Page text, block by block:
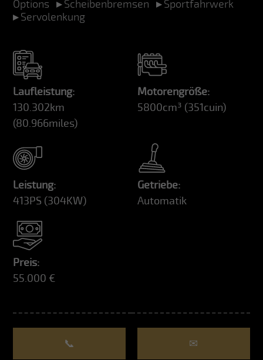
Options
Scheibenbremsen
Sportfahrwerk
Servolenkung
Laufleistung:
130.302km
(80.966miles)
Motorengröße:
5800cm³ (351cuin)
Leistung:
413PS (304KW)
Getriebe:
Automatik
Preis:
55.000 €
📞 ✉